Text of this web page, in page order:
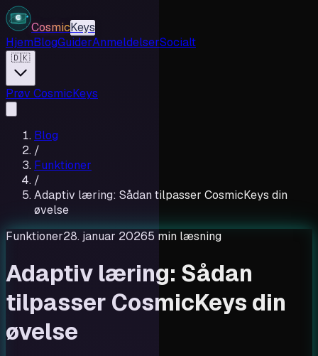
CosmicKeys
HjemBlogGuiderAnmeldelserSocialt
🇩🇰
Prøv CosmicKeys
Blog
/
Funktioner
/
Adaptiv læring: Sådan tilpasser CosmicKeys din
øvelse
Funktioner28. januar 20265 min læsning
Adaptiv læring: Sådan
tilpasser CosmicKeys din
øvelse